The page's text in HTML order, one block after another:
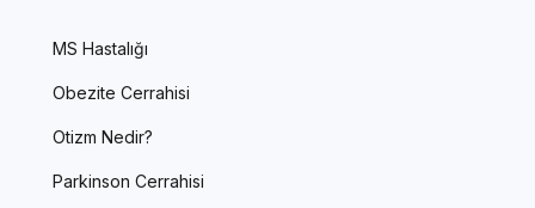
MS Hastalığı
Obezite Cerrahisi
Otizm Nedir?
Parkinson Cerrahisi